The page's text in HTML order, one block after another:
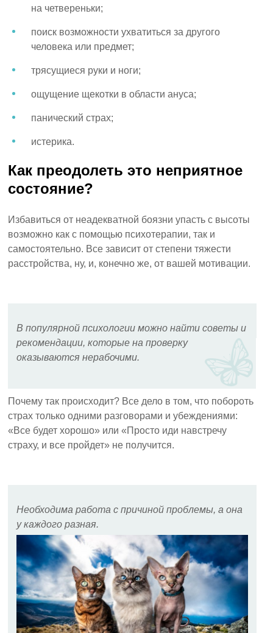
на четвереньки;
поиск возможности ухватиться за другого
человека или предмет;
трясущиеся руки и ноги;
ощущение щекотки в области ануса;
панический страх;
истерика.
Как преодолеть это неприятное
состояние?
Избавиться от неадекватной боязни упасть с высоты
возможно как с помощью психотерапии, так и
самостоятельно. Все зависит от степени тяжести
расстройства, ну, и, конечно же, от вашей мотивации.
В популярной психологии можно найти советы и
рекомендации, которые на проверку
оказываются нерабочими.
Почему так происходит? Все дело в том, что побороть
страх только одними разговорами и убеждениями:
«Все будет хорошо» или «Просто иди навстречу
страху, и все пройдет» не получится.
Необходима работа с причиной проблемы, а она
у каждого разная.